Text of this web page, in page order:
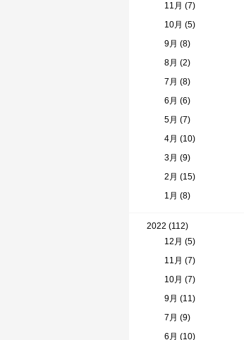
11月 (7)
10月 (5)
9月 (8)
8月 (2)
7月 (8)
6月 (6)
5月 (7)
4月 (10)
3月 (9)
2月 (15)
1月 (8)
2022 (112)
12月 (5)
11月 (7)
10月 (7)
9月 (11)
7月 (9)
6月 (10)